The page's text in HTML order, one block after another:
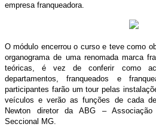
empresa franqueadora.
O módulo encerrou o curso e teve como
organograma de uma renomada marca
teóricas, é vez de conferir como
departamentos, franqueados e
participantes farão um tour pelas
veículos e verão as funções de cada
Newton diretor da ABG –
Seccional MG.